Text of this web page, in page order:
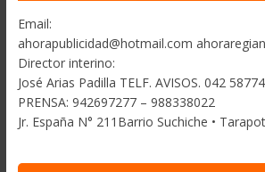
Email:
ahorapublicidad@hotmail.com
Director interino:
José Arias Padilla TELF. AVISOS. 042
PRENSA: 942697277 – 988338022
Jr. España N° 211Barrio Suchiche •